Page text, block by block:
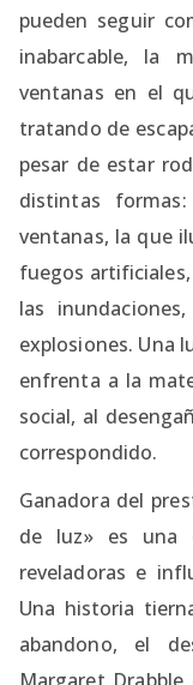
pueden seguir
inabarcable, la
ventanas en el
tratando de
pesar de estar
distintas
ventanas, la que
fuegos
las
explosiones. Una
enfrenta a la
social, al
correspondido.
Ganadora del
de luz» es una
reveladoras e
Una historia
abandono, el